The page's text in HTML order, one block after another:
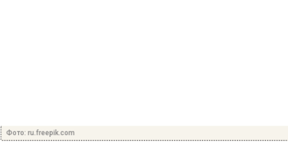
Фото: ru.freepik.com